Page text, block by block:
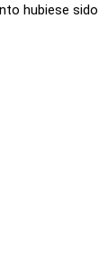
hubiese sido